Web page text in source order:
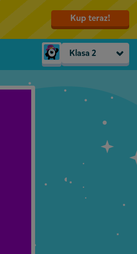
Kup teraz!
Klasa 2
Przedszkole
Zerówka
Klasa 2
Klasa 3